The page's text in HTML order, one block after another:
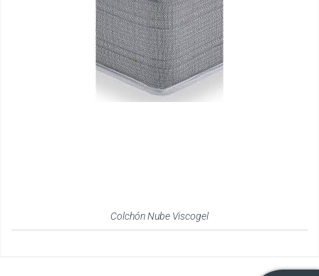
Colchón Nube Viscogel